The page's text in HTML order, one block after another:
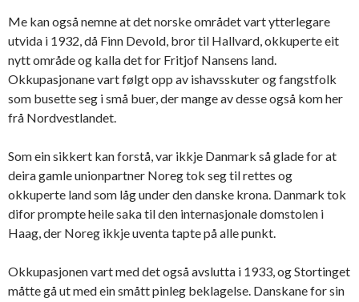
Me kan også nemne at det norske området vart ytterlegare
utvida i 1932, då Finn Devold, bror til Hallvard, okkuperte eit
nytt område og kalla det for Fritjof Nansens land.
Okkupasjonane vart følgt opp av ishavsskuter og fangstfolk
som busette seg i små buer, der mange av desse også kom her
frå Nordvestlandet.
Som ein sikkert kan forstå, var ikkje Danmark så glade for at
deira gamle unionpartner Noreg tok seg til rettes og
okkuperte land som låg under den danske krona. Danmark tok
difor prompte heile saka til den internasjonale domstolen i
Haag, der Noreg ikkje uventa tapte på alle punkt.
Okkupasjonen vart med det også avslutta i 1933, og Stortinget
måtte gå ut med ein smått pinleg beklagelse. Danskane for sin